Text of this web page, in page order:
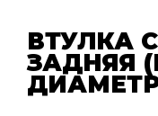
ВТУЛКА
ЗАДНЯЯ